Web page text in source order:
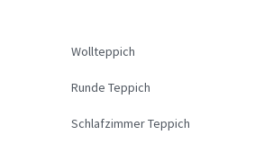
Wollteppich
Runde Teppich
Schlafzimmer Teppich